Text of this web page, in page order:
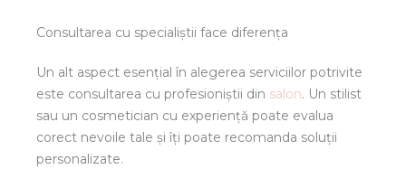
Consultarea cu specialiștii face diferența
Un alt aspect esențial în alegerea serviciilor potrivite
este consultarea cu profesioniștii din salon. Un stilist
sau un cosmetician cu experiență poate evalua
corect nevoile tale și îți poate recomanda soluții
personalizate.